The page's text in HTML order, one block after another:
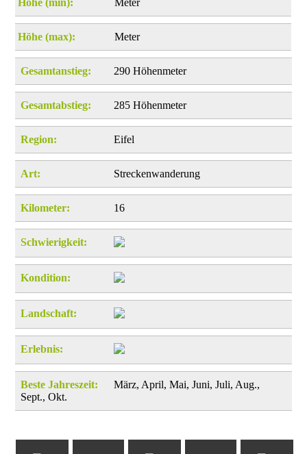
Höhe (min): Meter
Höhe (max): Meter
Gesamtanstieg: 290 Höhenmeter
Gesamtabstieg: 285 Höhenmeter
Region: Eifel
Art: Streckenwanderung
Kilometer: 16
Schwierigkeit:
Kondition:
Landschaft:
Erlebnis:
Beste Jahreszeit:
März, April, Mai, Juni, Juli, Aug.,
Sept., Okt.